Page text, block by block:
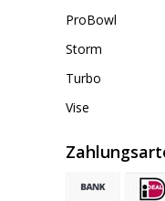
ProBowl
Storm
Turbo
Vise